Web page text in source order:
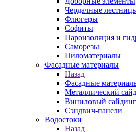
Чердачные
Флюгеры
Софиты
Пароизоляция и
Саморезы
Пиломатериалы
Фасадные материалы
Назад
Фасадные
Металлический
Виниловый сайдинг
Сэндвич-панели
Водостоки
Назад